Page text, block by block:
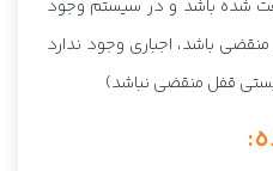
شده باشد و در سیستم وجود
منقضی باشد، اجباری وجود ندارد
قفل منقضی نباشد)